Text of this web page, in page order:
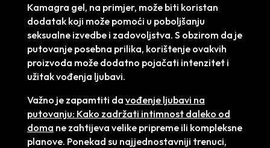
Kamagra gel, na primjer, može biti koristan
dodatak koji može pomoći u poboljšanju
seksualne izvedbe i zadovoljstva. S obzirom da je
putovanje posebna prilika, korištenje ovakvih
proizvoda može dodatno pojačati intenzitet i
užitak vođenja ljubavi.
Važno je zapamtiti da vođenje ljubavi na
putovanju: Kako zadržati intimnost daleko od
doma ne zahtijeva velike pripreme ili kompleksne
planove. Ponekad su najjednostavniji trenuci,